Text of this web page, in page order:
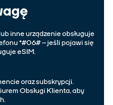
inne urządzenie obsługuje
*#06# – jeśli pojawi się
eSIM.
oraz subskrypcji.
Obsługi Klienta, aby